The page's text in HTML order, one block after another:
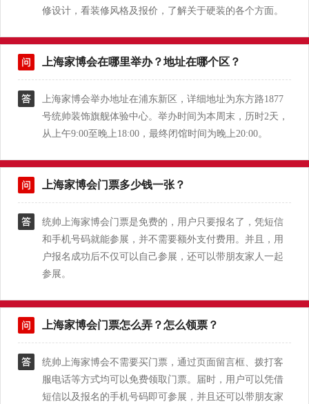
修设计，看装修风格及报价，了解关于硬装的各个方面。
上海家博会在哪里举办？地址在哪个区？
上海家博会举办地址在浦东新区，详细地址为东方路1877
号统帅装饰旗舰体验中心。举办时间为本周末，历时2天，
从上午9:00至晚上18:00，最终闭馆时间为晚上20:00。
上海家博会门票多少钱一张？
统帅上海家博会门票是免费的，用户只要报名了，凭短信
和手机号码就能参展，并不需要额外支付费用。并且，用
户报名成功后不仅可以自己参展，还可以带朋友家人一起
参展。
上海家博会门票怎么弄？怎么领票？
统帅上海家博会不需要买门票，通过页面留言框、拨打客
服电话等方式均可以免费领取门票。届时，用户可以凭借
短信以及报名的手机号码即可参展，并且还可以带朋友家